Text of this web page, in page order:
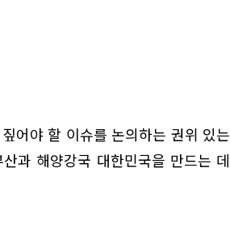
어야 할 이슈를 논의하는 권위 있는
과 해양강국 대한민국을 만드는 데